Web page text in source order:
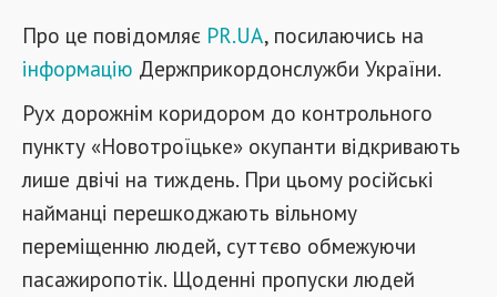
Про це повідомляє PR.UA, посилаючись на
інформацію Держприкордонслужби України.
Рух дорожнім коридором до контрольного
пункту «Новотроїцьке» окупанти відкривають
лише двічі на тиждень. При цьому російські
найманці перешкоджають вільному
переміщенню людей, суттєво обмежуючи
пасажиропотік. Щоденні пропуски людей